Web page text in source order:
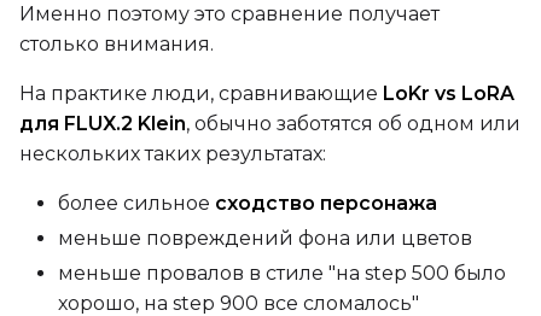
VALIDATION
DATASETS
Именно поэтому это сравнение получает
столько внимания.
На практике люди, сравнивающие LoKr vs LoRA
для FLUX.2 Klein, обычно заботятся об одном или
нескольких таких результатах:
более сильное сходство персонажа
меньше повреждений фона или цветов
меньше провалов в стиле "на step 500 было
хорошо, на step 900 все сломалось"